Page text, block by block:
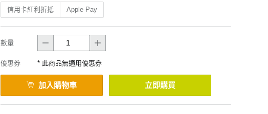
信用卡紅利折抵 Apple Pay
數量
優惠券 * 此商品無適用優惠券
加入購物車 立即購買